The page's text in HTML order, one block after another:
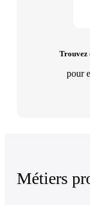
Trouvez
pour
Métiers